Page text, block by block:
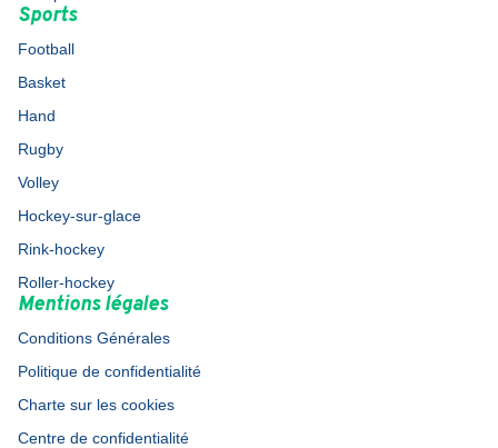
Sports
Football
Basket
Hand
Rugby
Volley
Hockey-sur-glace
Rink-hockey
Roller-hockey
Mentions légales
Conditions Générales
Politique de confidentialité
Charte sur les cookies
Centre de confidentialité